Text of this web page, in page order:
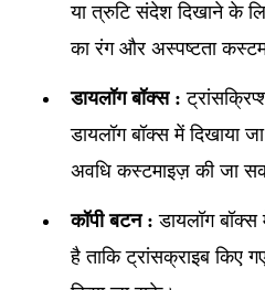
या त्रुटि संदेश दिखाने के
का रंग और अस्पष्टता
डायलॉग बॉक्स :
डायलॉग बॉक्स में दिखाया
अवधि कस्टमाइज़ की जा
कॉपी बटन : डायलॉग बॉक्स
है ताकि ट्रांसक्राइब किए